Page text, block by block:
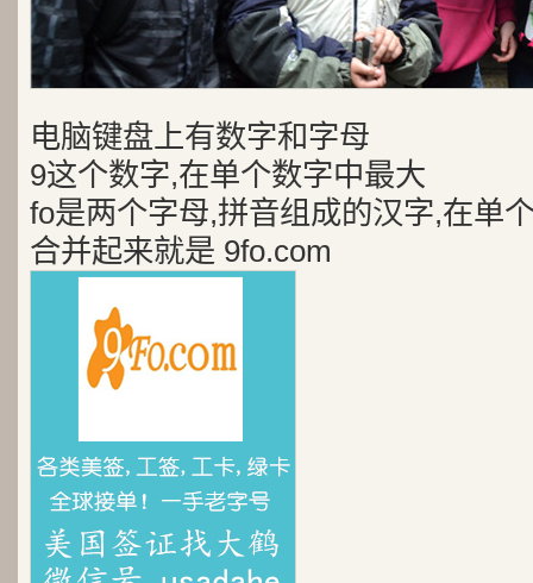
电脑键盘上有数字和字母
9这个数字,在单个数字中最大
fo是两个字母,拼音组成的汉字,在单
合并起来就是 9fo.com